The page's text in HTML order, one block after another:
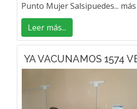
Punto Mujer Salsipuedes...
Leer más...
YA VACUNAMOS 1574